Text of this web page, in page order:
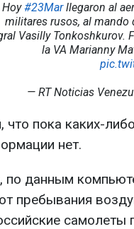
Hoy#23Marllegaron al
militares rusos, al mando
Vasilly Tonkoshkurov.
la VA Marianny
— RT Noticias
что пока каких-
нет.
по данным
пребывания
самолеты